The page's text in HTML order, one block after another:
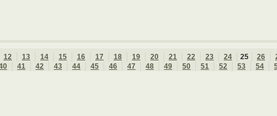
12 13 14 15 16 17 18 19 20 21 22 23 24 25 26
41 42 43 44 45 46 47 48 49 50 51 52 53 54